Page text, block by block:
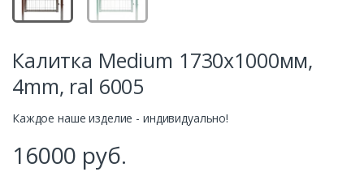
Калитка Medium 1730х1000мм,
4mm, ral 6005
Каждое наше изделие - индивидуально!
16000 руб.